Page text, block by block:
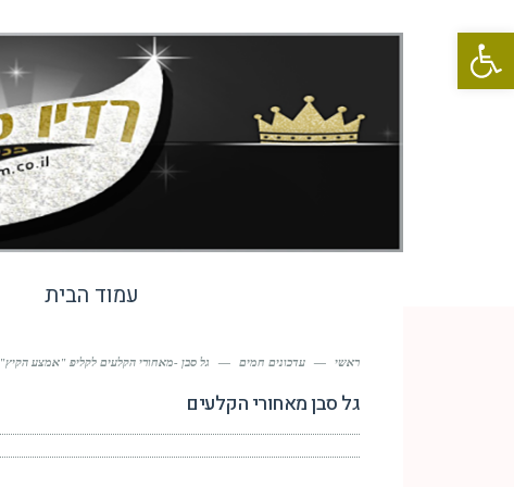
פתח סרגל נגישות
עמוד הבית
ראשי — עדכונים חמים — גל סבן -מאחורי הקלעים לקליפ "אמצע הקיץ"
גל סבן מאחורי הקלעים